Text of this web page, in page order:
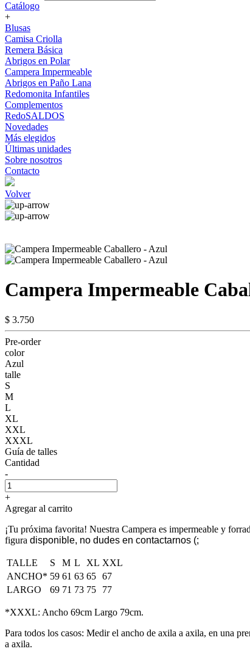
Catálogo
+
Blusas
Camisa Criolla
Remera Básica
Abrigos en Polar
Campera Impermeable
Abrigos en Paño Lana
Redomonita Infantiles
Complementos
RedoSALDOS
Novedades
Más elegidos
Últimas unidades
Sobre nosotros
Contacto
Volver
Campera Impermeable
$ 3.750
Pre-order
color
Azul
talle
S
M
L
XL
XXL
XXXL
Guía de talles
Cantidad
-
+
Agregar al carrito
¡Tu próxima favorita! Nuestra Campera es impermeable y
figura disponible, no dudes en contactarnos (;
TALLE S M L XL XXL
ANCHO* 59 61 63 65 67
LARGO
69 71 73 75 77
*XXXL: Ancho 69cm Largo 79cm.
Para todos los casos: Medir el ancho de axila a axila, en una
a axila.